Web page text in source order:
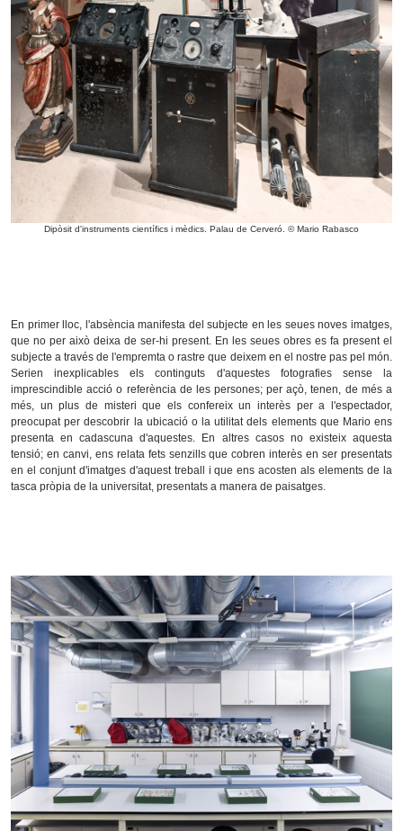
Dipòsit d'instruments científics i mèdics. Palau de Cerveró. © Mario Rabasco
En primer lloc, l'absència manifesta del subjecte en les seues noves imatges,
que no per això deixa de ser-hi present. En les seues obres es fa present el
subjecte a través de l'empremta o rastre que deixem en el nostre pas pel món.
Serien inexplicables els continguts d'aquestes fotografies sense la
imprescindible acció o referència de les persones; per açò, tenen, de més a
més, un plus de misteri que els confereix un interès per a l'espectador,
preocupat per descobrir la ubicació o la utilitat dels elements que Mario ens
presenta en cadascuna d'aquestes. En altres casos no existeix aquesta
tensió; en canvi, ens relata fets senzills que cobren interès en ser presentats
en el conjunt d'imatges d'aquest treball i que ens acosten als elements de la
tasca pròpia de la universitat, presentats a manera de paisatges.